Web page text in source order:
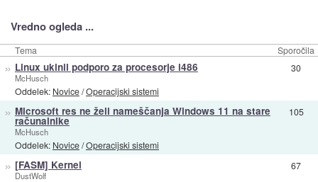
Vredno ogleda ...
Tema Sporočila
» Linux ukinil podporo za procesorje i486
McHusch
Oddelek: Novice/Operacijski sistemi
30
» Microsoft res ne želi nameščanja Windows 11 na stare
računalnike
McHusch
Oddelek: Novice/Operacijski sistemi
105
» [FASM] Kernel
DustWolf
67